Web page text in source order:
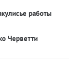
работы
Черветти